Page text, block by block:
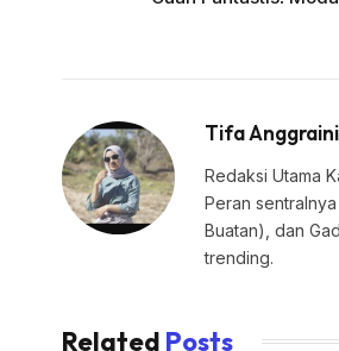
Tifa Anggraini
Redaksi Utama
Peran
Buatan), dan
trending.
Related Posts